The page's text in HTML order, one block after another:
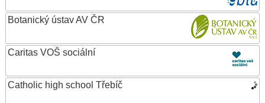
Botanický ústav AV ČR
Caritas VOŠ sociální
Catholic high school Třebíč